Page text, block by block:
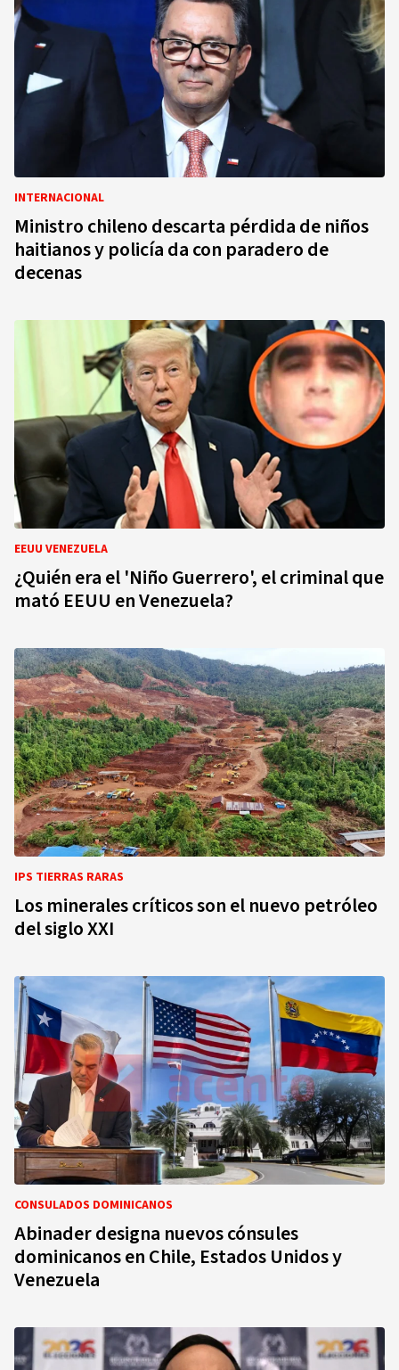
INTERNACIONAL
Ministro chileno descarta pérdida de niños
haitianos y policía da con paradero de
decenas
EEUU VENEZUELA
¿Quién era el 'Niño Guerrero', el criminal que
mató EEUU en Venezuela?
IPS TIERRAS RARAS
Los minerales críticos son el nuevo petróleo
del siglo XXI
CONSULADOS DOMINICANOS
Abinader designa nuevos cónsules
dominicanos en Chile, Estados Unidos y
Venezuela